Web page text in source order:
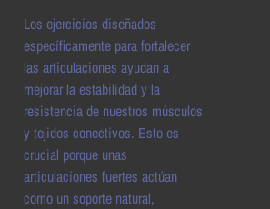
Los ejercicios diseñados
específicamente para fortalecer
las articulaciones ayudan a
mejorar la estabilidad y la
resistencia de nuestros músculos
y tejidos conectivos. Esto es
crucial porque unas
articulaciones fuertes actúan
como un soporte natural,